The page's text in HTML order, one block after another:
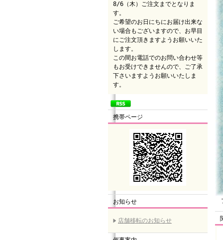
8/6（木）ご注文までとなりま
す。
ご希望のお日にちにお届け出来な
い場合もございますので、お早目
にご注文頂きますようお願いいた
します。
この間お電話でのお問い合わせ等
もお受けできませんので、ご了承
下さいますようお願いいたしま
す。
携帯ページ
お知らせ
店舗移転のお知らせ